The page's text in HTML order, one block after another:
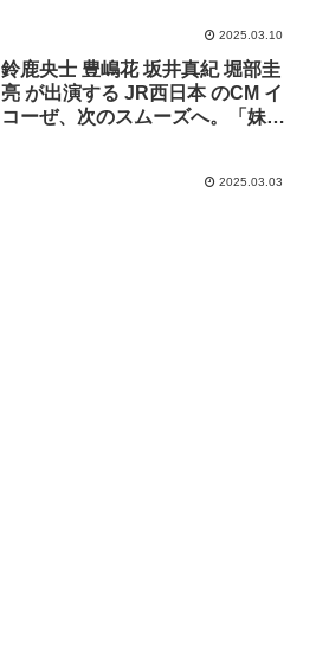
2025.03.10
鈴鹿央士 豊嶋花 坂井真紀 堀部圭
亮 が出演する JR西日本 のCM イ
コーぜ、次のスムーズへ。「妹：
2025.03.03